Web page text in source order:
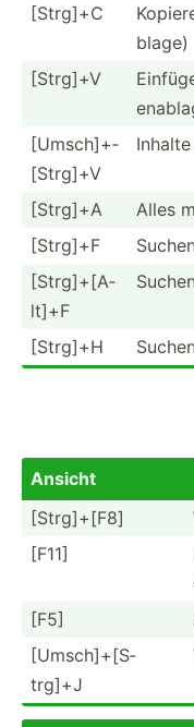
[Strg]+C
b­lage)
[Strg]+V
[Umsch­​]+­
[St­rg]+V
[Strg]+A
Alles
[Strg]+F
[Strg]­+[A­
lt]+F
[Strg]+H
Ansicht
[​Strg­]+[F8]
[F11]
[F5]
[Umsch­​]+­[​S­
trg]+J